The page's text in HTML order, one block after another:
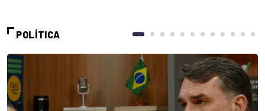
POLÍTICA